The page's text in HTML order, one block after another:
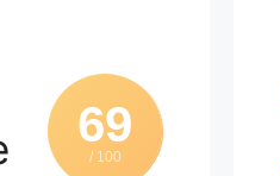
69
/ 100